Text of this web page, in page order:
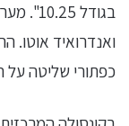
בגודל
ואנדרואיד אוטו.
כפתורי שליטה על